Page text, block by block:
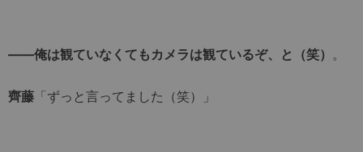
――俺は観ていなくてもカメラは観ているぞ、と（笑） 。
齊藤 「ずっと言ってました（笑）」